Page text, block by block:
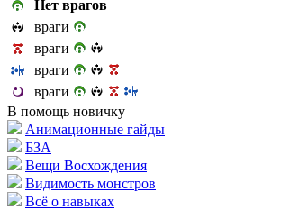
Нет врагов
враги
враги
враги
враги
В помощь новичку
Анимационные гайды
БЗА
Вещи Восхождения
Видимость монстров
Всё о навыках